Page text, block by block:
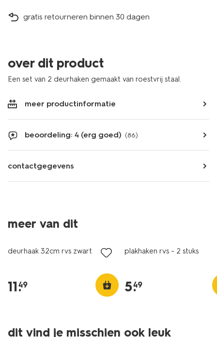
gratis retourneren binnen 30 dagen
over dit product
Een set van 2 deurhaken gemaakt van roestvrij staal.
meer productinformatie
beoordeling: 4 (erg goed) (86)
contactgegevens
meer van dit
deurhaak 32cm rvs zwart
11.
49
plakhaken rvs - 2 stuks
5.
49
dit vind je misschien ook leuk